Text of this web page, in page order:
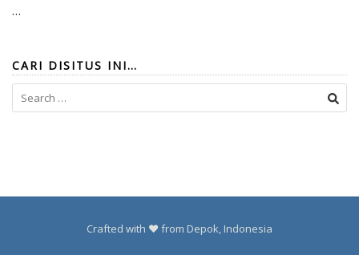
…
CARI DISITUS INI…
Search
for:
Crafted with ❤️ from Depok, Indonesia